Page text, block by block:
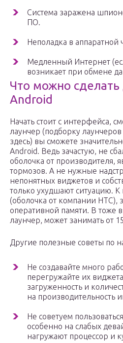
Система заражена
ПО.
Неполадка в аппаратной
Медленный Интернет
возникает при обмене
Что можно сделать
Android
Начать стоит с интерфейса,
лаунчер (подборку
здесь) вы сможете
Android. Ведь зачастую, не
оболочка от производителя,
тормозов. А не нужные
непонятных виджетов и
только ухудшают ситуацию. К
(оболочка от компании HTC),
оперативной памяти. В тоже
лаунчер, может занимать от
Другие полезные советы по
Не создавайте много
перегружайте их
загруженность и
на производительность
Не советуем
особенно на слабых
нагружают процессор и